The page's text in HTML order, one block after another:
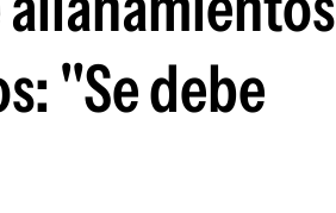
"Se debe